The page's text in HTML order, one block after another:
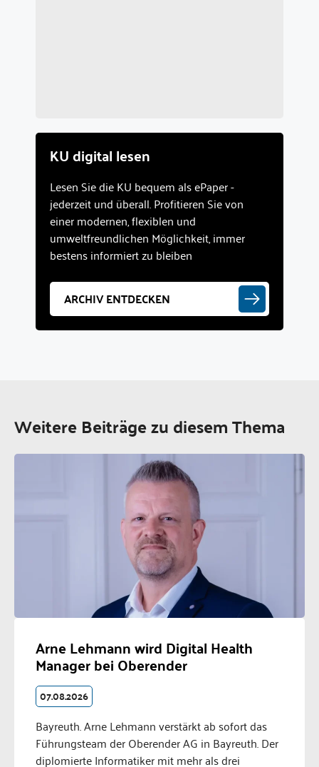
KU digital lesen
Lesen Sie die KU bequem als ePaper -
jederzeit und überall. Profitieren Sie von
einer modernen, flexiblen und
umweltfreundlichen Möglichkeit, immer
bestens informiert zu bleiben
ARCHIV ENTDECKEN
Weitere Beiträge zu diesem Thema
Arne Lehmann wird Digital Health
Manager bei Oberender
07.08.2026
Bayreuth. Arne Lehmann verstärkt ab sofort das
Führungsteam der Oberender AG in Bayreuth. Der
diplomierte Informatiker mit mehr als drei